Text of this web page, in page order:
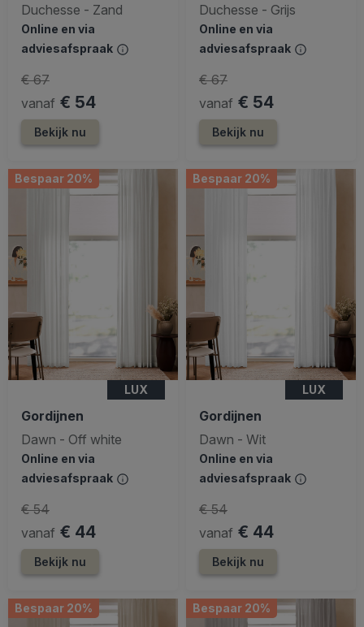
Duchesse - Zand
Online en via
adviesafspraak
vanaf € 54
€ 67
Bekijk nu
Duchesse - Grijs
Online en via
adviesafspraak
vanaf € 54
€ 67
Bekijk nu
Bespaar 20%
LUX
Gordijnen
Dawn - Off white
Online en via
adviesafspraak
vanaf € 44
€ 54
Bekijk nu
Bespaar 20%
LUX
Gordijnen
Dawn - Wit
Online en via
adviesafspraak
vanaf € 44
€ 54
Bekijk nu
Bespaar 20% Bespaar 20%